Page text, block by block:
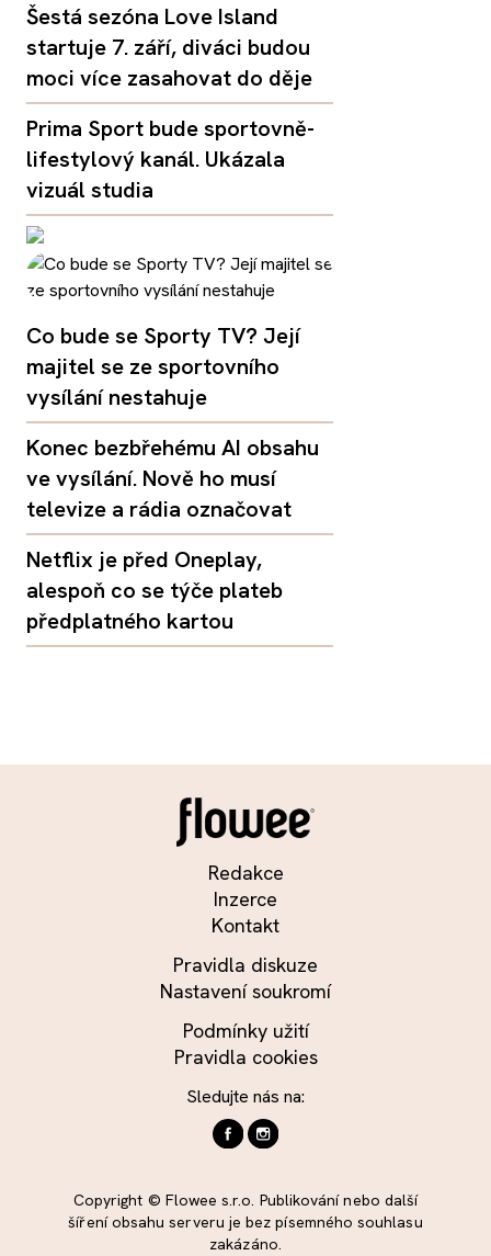
Šestá sezóna Love Island
startuje 7. září, diváci budou
moci více zasahovat do děje
Prima Sport bude sportovně-
lifestylový kanál. Ukázala
vizuál studia
Co bude se Sporty TV? Její
majitel se ze sportovního
vysílání nestahuje
Konec bezbřehému AI obsahu
ve vysílání. Nově ho musí
televize a rádia označovat
Netflix je před Oneplay,
alespoň co se týče plateb
předplatného kartou
Redakce
Inzerce
Kontakt
Pravidla diskuze
Nastavení soukromí
Podmínky užití
Pravidla cookies
Sledujte nás na:
Copyright © Flowee s.r.o. Publikování nebo další
šíření obsahu serveru je bez písemného souhlasu
zakázáno.